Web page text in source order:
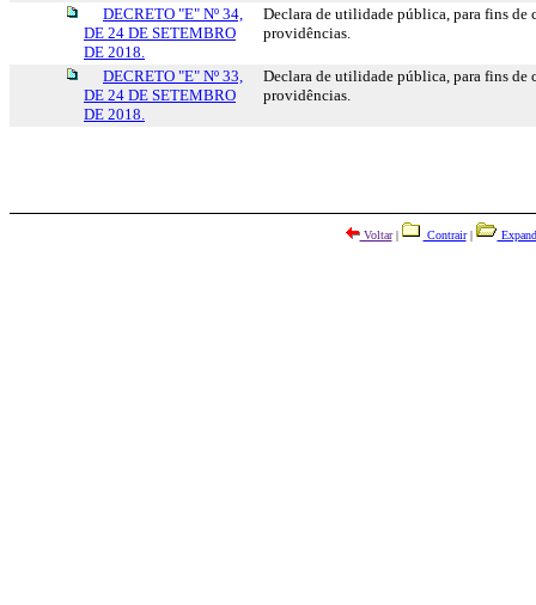
DECRETO "E" Nº 34,
DE 24 DE SETEMBRO
DE 2018.
Declara de utilidade pública, para fins de
providências.
DECRETO "E" Nº 33,
DE 24 DE SETEMBRO
DE 2018.
Declara de utilidade pública, para fins de
providências.
Voltar| Contrair|